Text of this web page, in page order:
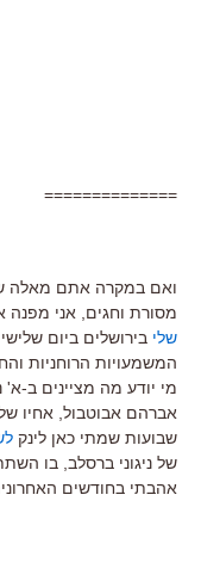
==============
ואם במקרה אתם מאלה
מסורת וחגים, אני
שלי בירושלים ביום
המשמעויות הרוחניות
מי יודע מה מציינים ב-א'
אברהם אבוטבול, אחיו
שבועות שמתי כאן לינק
של ניגוני ברסלב, בו
אהבתי בחודשים